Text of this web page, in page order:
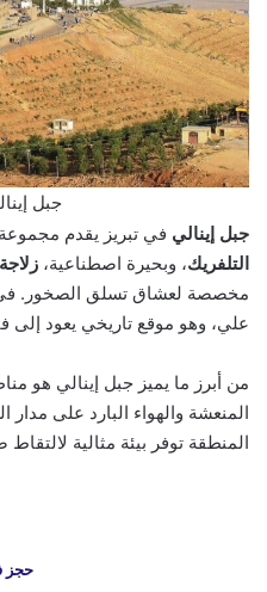
جبل
جبل إينالي في تبريز يقدم
التلفريك، وبحيرة اصطناعية، زلاجة
مخصصة لعشاق تسلق الصخور.
علي، وهو موقع تاريخي يعود إلى
من أبرز ما يميز جبل إينالي هو
المنعشة والهواء البارد على
المنطقة توفر بيئة مثالية
حجز